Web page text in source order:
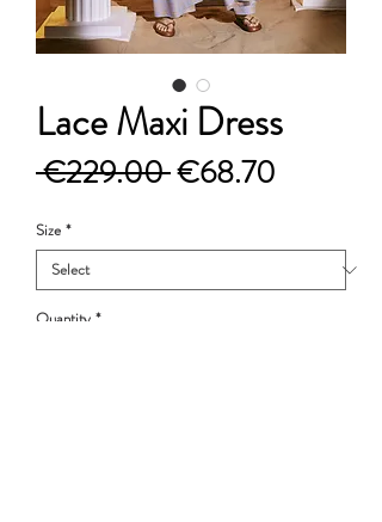
Lace Maxi Dress
€229.00 Regular
€68.70
Size *
Quantity *